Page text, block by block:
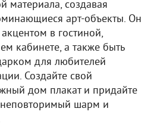
материала, создавая
арт-объекты. Он
в гостиной,
кабинете, а также быть
для любителей
Создайте свой
дом плакат и придайте
шарм и